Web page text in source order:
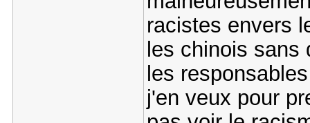
racistes envers
les chinois sans
les
j'en veux pour